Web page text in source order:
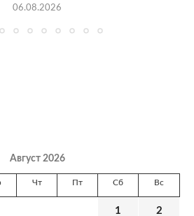
06.08.2026
Август 2026
Чт Пт Сб Вс
1 2